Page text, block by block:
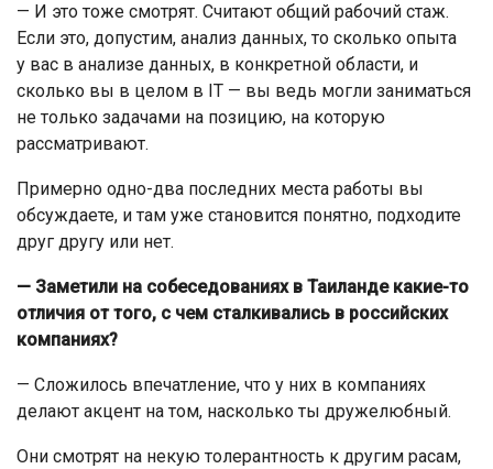
— И это тоже смотрят. Считают общий рабочий стаж.
Если это, допустим, анализ данных, то сколько опыта
у вас в анализе данных, в конкретной области, и
сколько вы в целом в IT — вы ведь могли заниматься
не только задачами на позицию, на которую
рассматривают.
Примерно одно-два последних места работы вы
обсуждаете, и там уже становится понятно, подходите
друг другу или нет.
— Заметили на собеседованиях в Таиланде какие-то
отличия от того, с чем сталкивались в российских
компаниях?
— Сложилось впечатление, что у них в компаниях
делают акцент на том, насколько ты дружелюбный.
Они смотрят на некую толерантность к другим расам,